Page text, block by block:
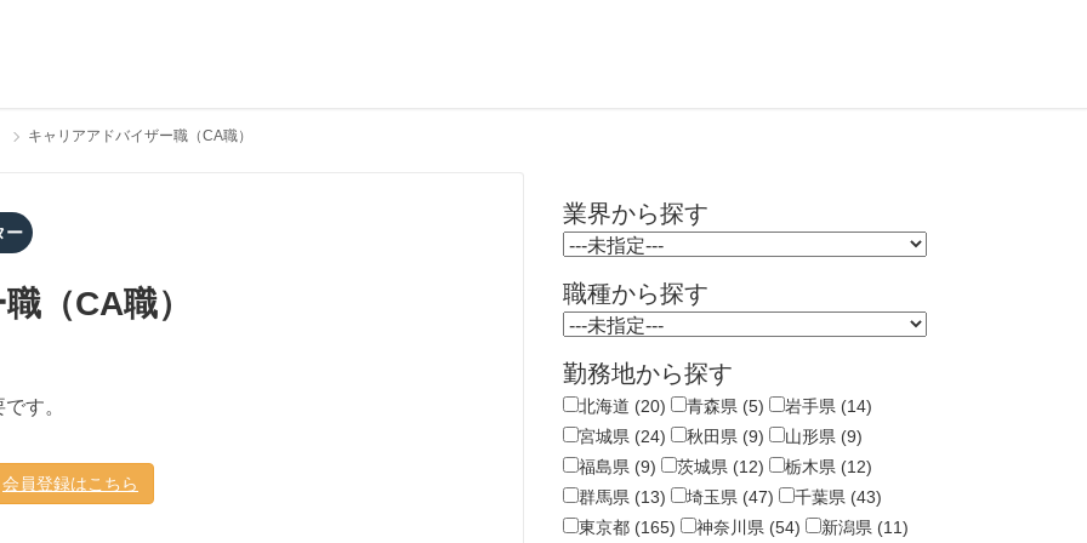
キャリアアドバイザー職（CA職）
ー
（CA職）
す。
会員登録はこちら
業界から探す
職種から探す
勤務地から探す
北海道 (20) 青森県 (5)
岩手県 (14)
宮城県 (24)
秋田県 (9)
山形県 (9)
福島県 (9)
茨城県 (12)
栃木県 (12)
群馬県 (13)
埼玉県 (47)
千葉県 (43)
東京都 (165)
神奈川県 (54) 新潟県 (11)